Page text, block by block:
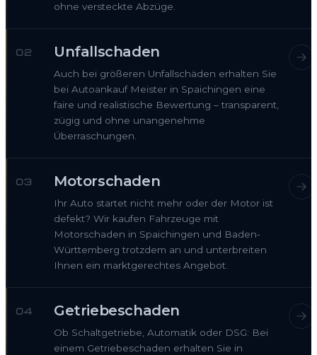
ohne versteckte Abzüge.
02 Unfallschaden
Auch bei größeren Unfallschäden erhalten Sie
bei Autoankauf Meister in Spaichingen eine
faire und realistische Bewertung – transparent,
zügig und ohne unangenehme
Überraschungen.
03 Motorschaden
Ihr Auto startet nicht mehr oder der Motor ist
defekt? Wir kaufen Fahrzeuge mit
Motorschaden in Spaichingen und Baden-
Württemberg trotzdem an und unterbreiten
Ihnen ein marktgerechtes Angebot.
04 Getriebeschaden
Ob Schaltgetriebe, Automatik oder DSG: Bei
einem Getriebeschaden erhalten Sie in